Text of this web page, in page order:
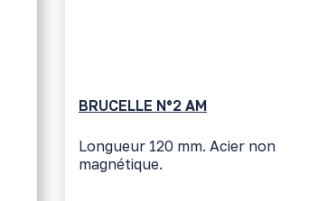
BRUCELLE N°2 AM
Longueur 120 mm. Acier non
magnétique.